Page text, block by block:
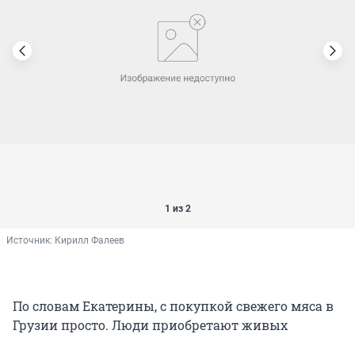
1 из 2
Источник: Кирилл Фалеев
По словам Екатерины, с покупкой свежего мяса в
Грузии просто. Люди приобретают живых